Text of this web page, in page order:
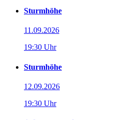
Sturmhöhe
11.09.2026
19:30 Uhr
Sturmhöhe
12.09.2026
19:30 Uhr